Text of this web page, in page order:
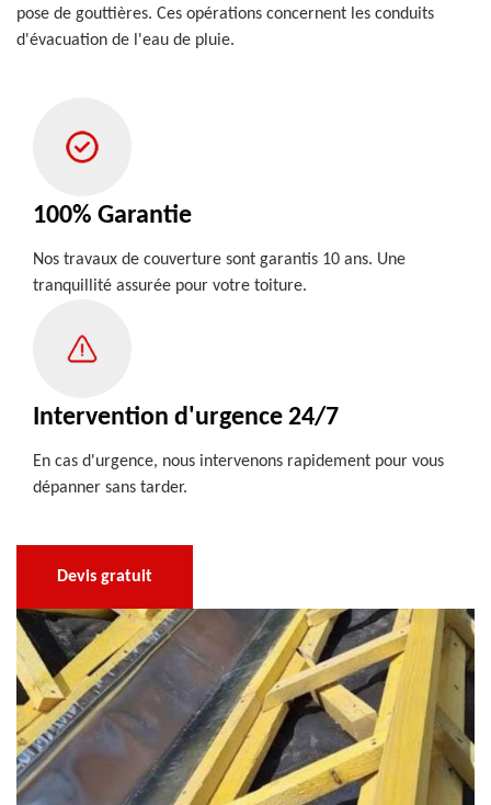
pose de gouttières. Ces opérations concernent les conduits
d'évacuation de l'eau de pluie.
100% Garantie
Nos travaux de couverture sont garantis 10 ans. Une
tranquillité assurée pour votre toiture.
Intervention d'urgence 24/7
En cas d'urgence, nous intervenons rapidement pour vous
dépanner sans tarder.
Devis gratuit